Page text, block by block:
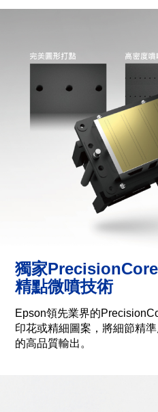
獨家PrecisionCore
精點微噴技術
Epson領先業界的
印花或精細圖案，將細節精
的高品質輸出。